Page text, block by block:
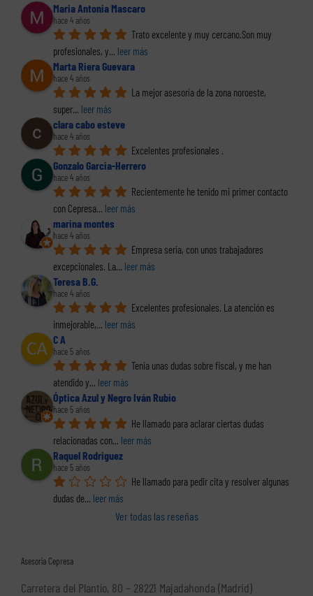
Maria Antonia Mascaro
hace 4 años
Trato excelente y muy cercano.Son muy
profesionales, y... leer más
Marta Riera Guevara
hace 4 años
La mejor asesoría de la zona noroeste,
super... leer más
clara cabo esteve
hace 4 años
Excelentes profesionales .
Gonzalo Garcia-Herrero
hace 4 años
Recientemente he tenido mi primer contacto
con Cepresa... leer más
marina montes
hace 4 años
Empresa seria, con unos trabajadores
excepcionales. La... leer más
Teresa B.G.
hace 4 años
Excelentes profesionales. La atención es
inmejorable,... leer más
C A
hace 5 años
Tenia unas dudas sobre fiscal, y me han
atendido y... leer más
Óptica Azul y Negro Iván Rubio
hace 5 años
He llamado para aclarar ciertas dudas
relacionadas con... leer más
Raquel Rodriguez
hace 5 años
He llamado para pedir cita y resolver algunas
dudas de... leer más
Ver todas las reseñas
Asesoría Cepresa
Carretera del Plantío, 80 – 28221 Majadahonda (Madrid)